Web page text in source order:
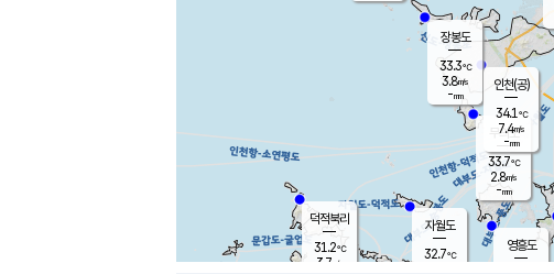
무의도
33.7℃
2.8m/s
-mm
영흥도
자월도
32.7℃
장봉도
33.3℃
3.8m/s
-mm
덕적북리
31.2℃
3.7 m/s
인천(공)
34.1℃
7.4m/s
-mm